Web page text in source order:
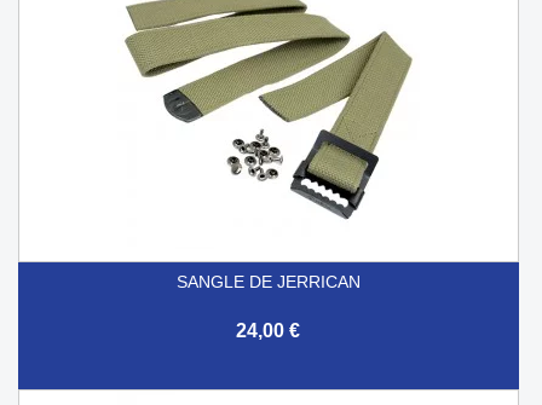
SANGLE DE JERRICAN
24,00 €